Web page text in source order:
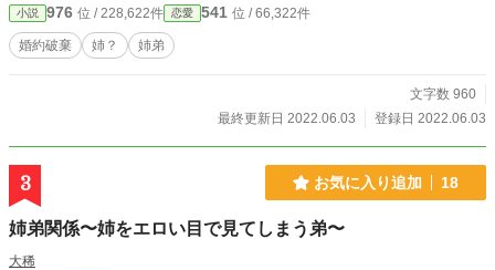
小説 976 位 / 228,622件 恋愛 541 位 / 66,322件
婚約破棄 姉？ 姉弟
文字数 960
最終更新日 2022.06.03
登録日 2022.06.03
3 お気に入り追加 18
姉弟関係〜姉をエロい目で見てしまう弟〜
大稀